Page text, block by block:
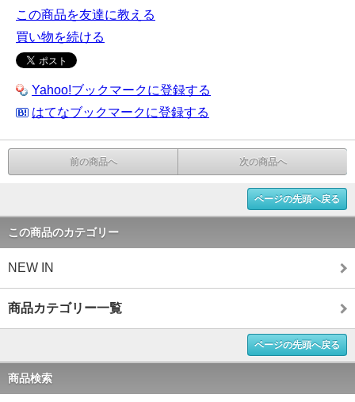
この商品を友達に教える
買い物を続ける
Yahoo!ブックマークに登録する
はてなブックマークに登録する
前の商品へ 次の商品へ
ページの先頭へ戻る
この商品のカテゴリー
NEW IN
商品カテゴリー一覧
ページの先頭へ戻る
商品検索